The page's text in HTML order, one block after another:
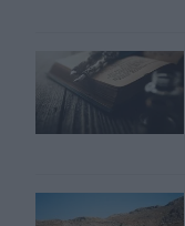
Νέα διοίκηση
Μπάλος: